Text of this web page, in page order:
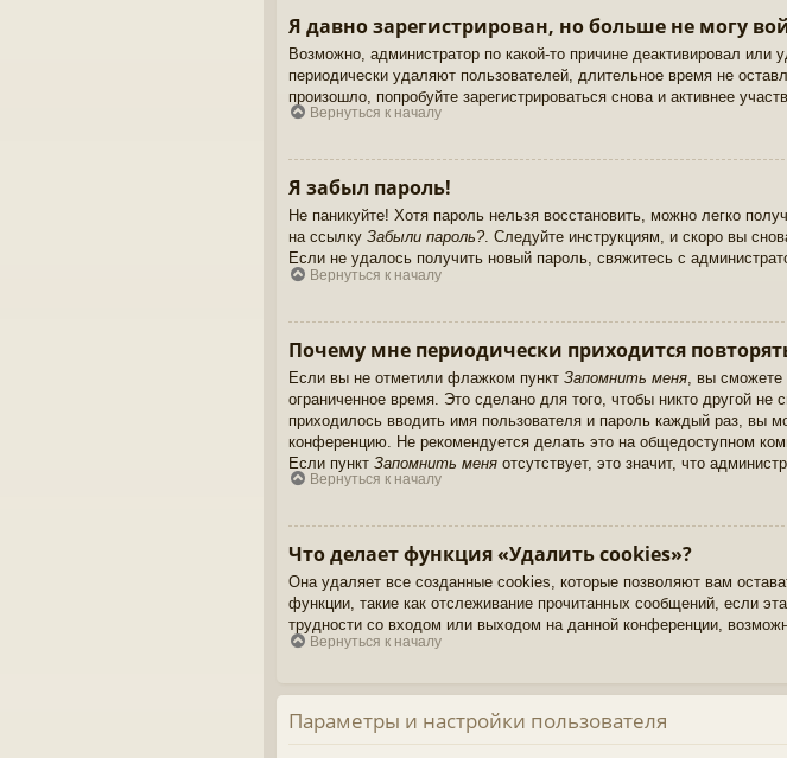
Я давно зарегистрирован, но больше не могу
Возможно, администратор по какой-то причине деактивировал
периодически удаляют пользователей, длительное время не
произошло, попробуйте зарегистрироваться снова и активнее
Вернуться к началу
Я забыл пароль!
Не паникуйте! Хотя пароль нельзя восстановить, можно легко
на ссылку Забыли пароль?. Следуйте инструкциям, и скоро вы
Если не удалось получить новый пароль, свяжитесь с
Вернуться к началу
Почему мне периодически приходится
Если вы не отметили флажком пункт Запомнить меня , вы
ограниченное время. Это сделано для того, чтобы никто другой
приходилось вводить имя пользователя и пароль каждый раз, вы
конференцию. Не рекомендуется делать это на общедоступном
Если пункт Запомнить меня отсутствует, это значит, что
Вернуться к началу
Что делает функция «Удалить cookies»?
Она удаляет все созданные cookies, которые позволяют вам
функции, такие как отслеживание прочитанных сообщений, если
трудности со входом или выходом на данной конференции,
Вернуться к началу
Параметры и настройки пользователя